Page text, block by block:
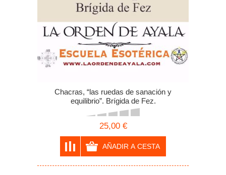
Chacras, “las ruedas de sanación y
equilibrio”. Brígida de Fez.
25,00 €